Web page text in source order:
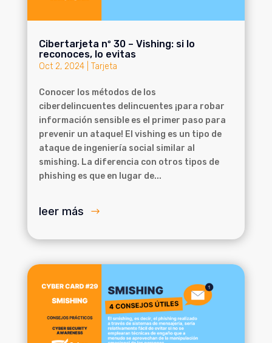
Cibertarjeta nº 30 – Vishing: si lo
reconoces, lo evitas
Oct 2, 2024| Tarjeta
Conocer los métodos de los
ciberdelincuentes delincuentes ¡para robar
información sensible es el primer paso para
prevenir un ataque! El vishing es un tipo de
ataque de ingeniería social similar al
smishing. La diferencia con otros tipos de
phishing es que en lugar de...
leer más